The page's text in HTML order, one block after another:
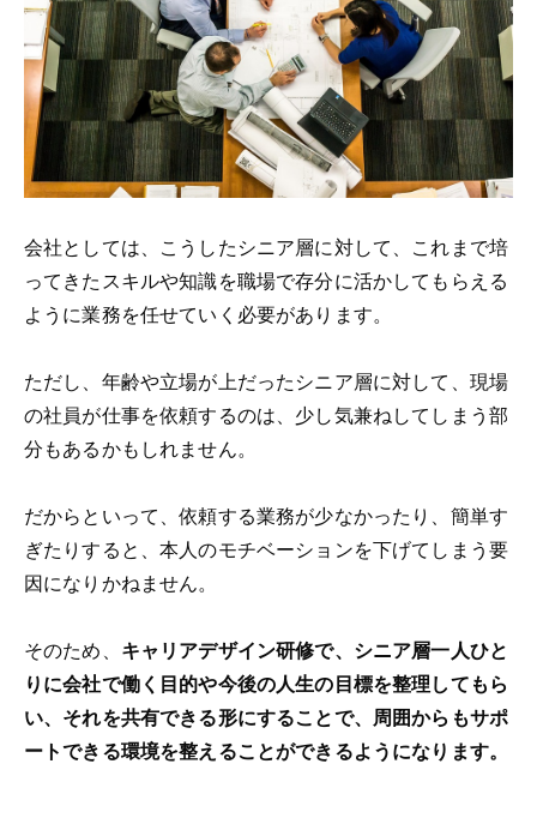
会社としては、こうしたシニア層に対して、これまで培
ってきたスキルや知識を職場で存分に活かしてもらえる
ように業務を任せていく必要があります。
ただし、年齢や立場が上だったシニア層に対して、現場
の社員が仕事を依頼するのは、少し気兼ねしてしまう部
分もあるかもしれません。
だからといって、依頼する業務が少なかったり、簡単す
ぎたりすると、本人のモチベーションを下げてしまう要
因になりかねません。
そのため、 キャリアデザイン研修で、シニア層一人ひと
りに会社で働く目的や今後の人生の目標を整理してもら
い、それを共有できる形にすることで、周囲からもサポ
ートできる環境を整えることができるようになります。